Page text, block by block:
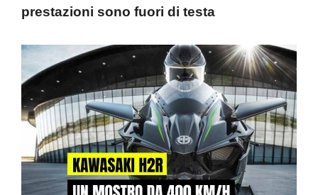
prestazioni sono fuori di testa